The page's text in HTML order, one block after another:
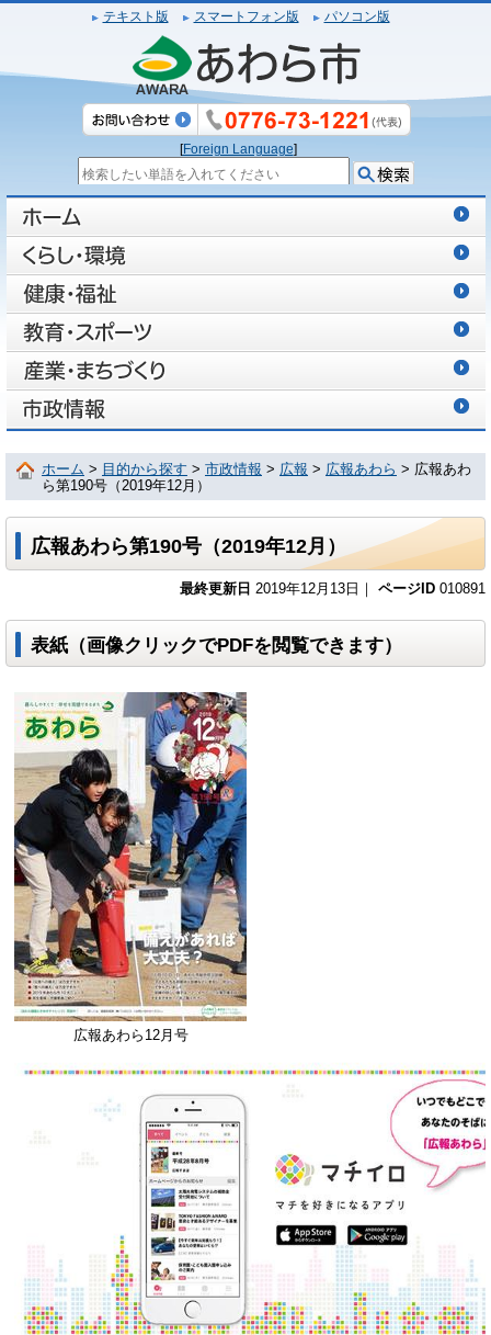
テキスト版 スマートフォン版 パソコン版
[Foreign Language]
ホーム > 目的から探す > 市政情報 > 広報 > 広報あわら > 広報あわ
ら第190号（2019年12月）
広報あわら第190号（2019年12月）
最終更新日 2019年12月13日｜ ページID 010891
表紙（画像クリックでPDFを閲覧できます）
広報あわら12月号